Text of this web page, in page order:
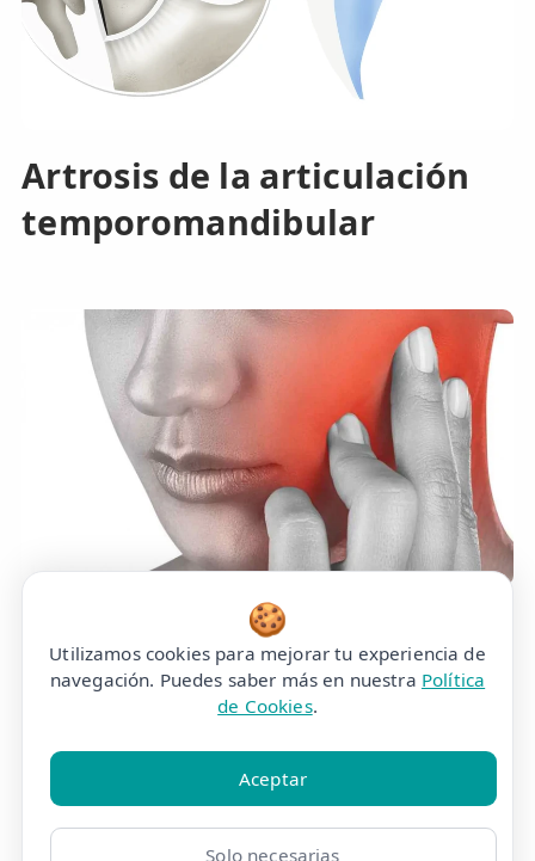
Artrosis de la articulación
temporomandibular
Dolor Miofascial
Mandibular
🍪
Utilizamos cookies para mejorar tu experiencia de
navegación. Puedes saber más en nuestra Política
de Cookies.
Aceptar
Solo necesarias